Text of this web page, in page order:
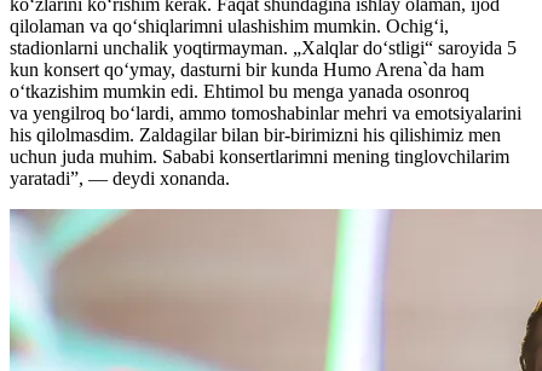
ko‘zlarini ko‘rishim kerak. Faqat shundagina ishlay olaman, ijod
qilolaman va qo‘shiqlarimni ulashishim mumkin. Ochig‘i,
stadionlarni unchalik yoqtirmayman. „Xalqlar do‘stligi“ saroyida 5
kun konsert qo‘ymay, dasturni bir kunda Humo Arena`da ham
o‘tkazishim mumkin edi. Ehtimol bu menga yanada osonroq
va yengilroq bo‘lardi, ammo tomoshabinlar mehri va emotsiyalarini
his qilolmasdim. Zaldagilar bilan bir-birimizni his qilishimiz men
uchun juda muhim. Sababi konsertlarimni mening tinglovchilarim
yaratadi”, — deydi xonanda.